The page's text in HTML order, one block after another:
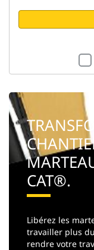
CAT®.
Libérez les
travailler plus
rendre votre